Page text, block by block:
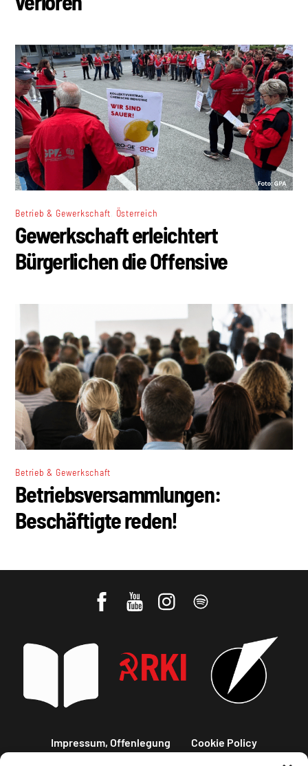
Betrieb & Gewerkschaft Österreich
Gewerkschaft erleichtert
Bürgerlichen die Offensive
Betrieb & Gewerkschaft
Betriebsversammlungen:
Beschäftigte reden!
Impressum, Offenlegung Cookie Policy